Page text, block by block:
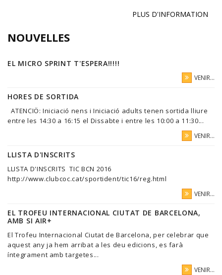
PLUS D'INFORMATION
NOUVELLES
EL MICRO SPRINT T'ESPERA!!!!!
VENIR...
HORES DE SORTIDA
ATENCIÖ: Iniciació nens i Iniciació adults tenen sortida lliure
entre les 14:30 a 16:15 el Dissabte i entre les 10:00 a 11:30...
VENIR...
LLISTA D'INSCRITS
LLISTA D'INSCRITS TIC BCN 2016
http://www.clubcoc.cat/sportident/tic16/reg.html
VENIR...
EL TROFEU INTERNACIONAL CIUTAT DE BARCELONA,
AMB SI AIR+
El Trofeu Internacional Ciutat de Barcelona, per celebrar que
aquest any ja hem arribat a les deu edicions, es farà
íntegrament amb targetes...
VENIR...